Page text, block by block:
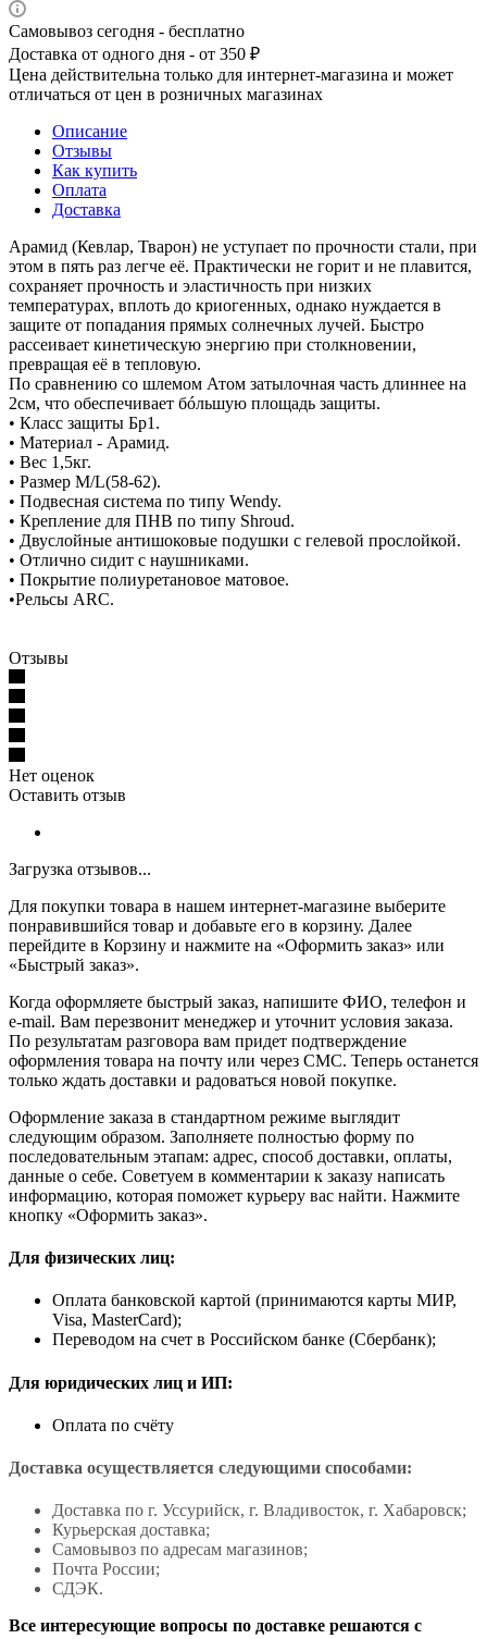
Самовывоз сегодня - бесплатно
Доставка от одного дня - от 350 ₽
Цена действительна только для интернет-магазина и может
отличаться от цен в розничных магазинах
Описание
Отзывы
Как купить
Оплата
Доставка
Арамид (Кевлар, Тварон) не уступает по прочности стали, при
этом в пять раз легче её. Практически не горит и не плавится,
сохраняет прочность и эластичность при низких
температурах, вплоть до криогенных, однако нуждается в
защите от попадания прямых солнечных лучей. Быстро
рассеивает кинетическую энергию при столкновении,
превращая её в тепловую.
По сравнению со шлемом Атом затылочная часть длиннее на
2см, что обеспечивает бóльшую площадь защиты.
• Класс защиты Бр1.
• Материал - Арамид.
• Вес 1,5кг.
• Paзмер M/L(58-62).
• Пoдвеcнaя cистeмa по типу Wendy.
• Крепление для ПНВ по типу Shroud.
• Двуслойные антишоковые подушки с гeлeвoй прoслойкой.
• Oтлично сидит с наушниками.
• Покрытие полиуретановое матовое.
•Рельсы ARC.
Отзывы
Нет оценок
Оставить отзыв
Загрузка отзывов...
Для покупки товара в нашем интернет-магазине выберите
понравившийся товар и добавьте его в корзину. Далее
перейдите в Корзину и нажмите на «Оформить заказ» или
«Быстрый заказ».
Когда оформляете быстрый заказ, напишите ФИО, телефон и
e-mail. Вам перезвонит менеджер и уточнит условия заказа.
По результатам разговора вам придет подтверждение
оформления товара на почту или через СМС. Теперь останется
только ждать доставки и радоваться новой покупке.
Оформление заказа в стандартном режиме выглядит
следующим образом. Заполняете полностью форму по
последовательным этапам: адрес, способ доставки, оплаты,
данные о себе. Советуем в комментарии к заказу написать
информацию, которая поможет курьеру вас найти. Нажмите
кнопку «Оформить заказ».
Для физических лиц:
Оплата банковской картой (принимаются карты МИР,
Visa, MasterCard);
Переводом на счет в Российском банке (Сбербанк);
Для юридических лиц и ИП:
Оплата по счёту
Доставка осуществляется следующими способами:
Доставка по г. Уссурийск, г. Владивосток, г. Хабаровск;
Курьерская доставка;
Самовывоз по адресам магазинов;
Почта России;
СДЭК.
Все интересующие вопросы по доставке решаются с